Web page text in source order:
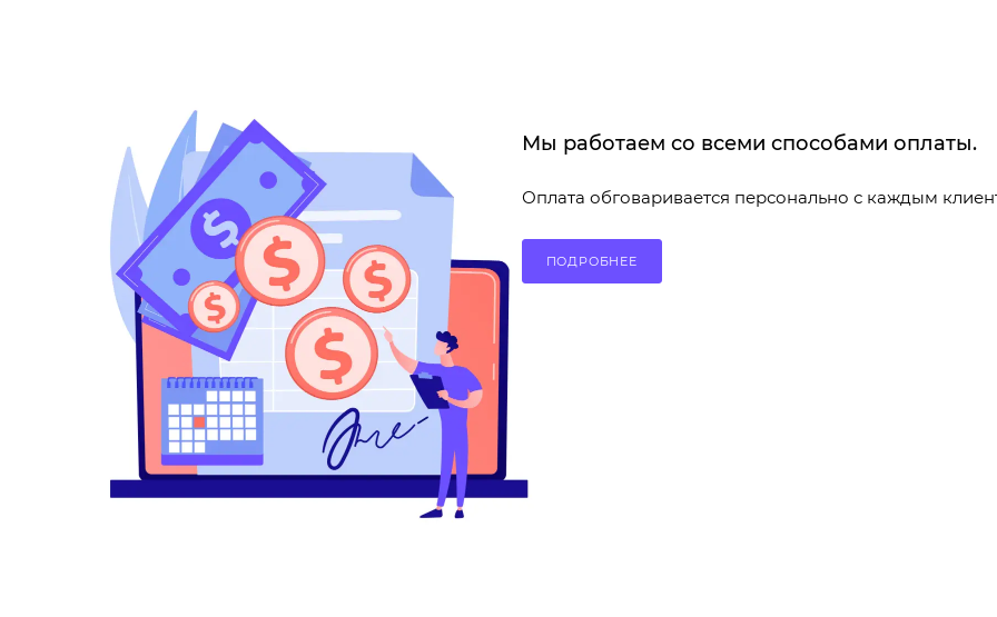
Мы работаем со всеми способами оплаты.
Оплата обговаривается персонально с каждым
ПОДРОБНЕЕ